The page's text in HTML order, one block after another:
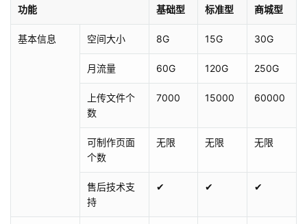
功能 基础型 标准型 商城型
基本信息 空间大小 8G 15G 30G
月流量 60G 120G 250G
上传文件个
数
7000 15000 60000
可制作页面
个数
无限 无限 无限
售后技术支
持
✔ ✔ ✔